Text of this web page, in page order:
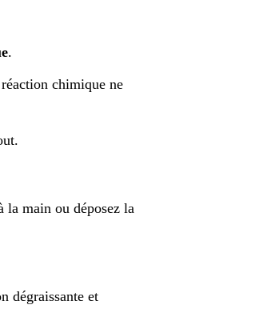
.
chimique ne
la main ou déposez la
dégraissante et